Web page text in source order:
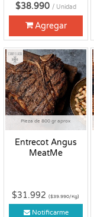
$38.990 / Unidad
Agregar
Pieza de 800 gr aprox
Entrecot Angus
MeatMe
Congelado
$31.992($39.990/Kg)
Notificarme